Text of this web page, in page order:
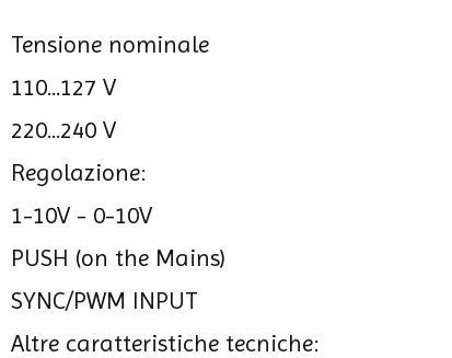
Tensione nominale
110...127 V
220...240 V
Regolazione:
1-10V - 0-10V
PUSH (on the Mains)
SYNC/PWM INPUT
Altre caratteristiche tecniche: